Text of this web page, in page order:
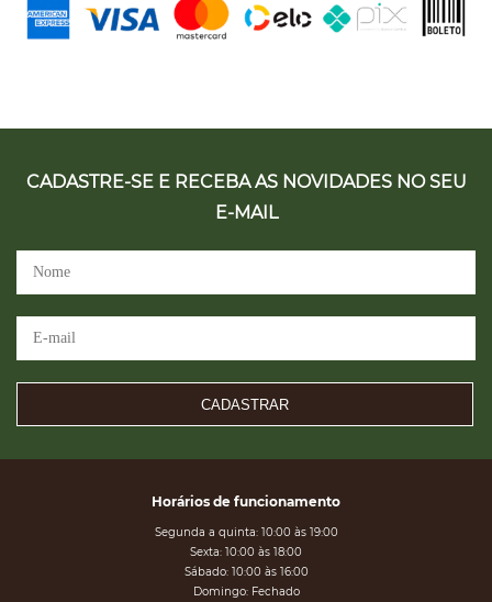
CADASTRE-SE E RECEBA AS NOVIDADES NO SEU
E-MAIL
CADASTRAR
Horários de funcionamento
Segunda a quinta: 10:00 às 19:00
Sexta: 10:00 às 18:00
Sábado: 10:00 às 16:00
Domingo: Fechado